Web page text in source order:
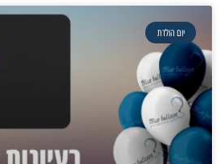
יום הולדת